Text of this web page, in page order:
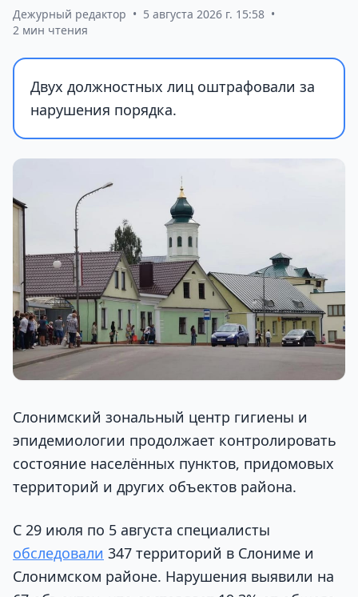
Дежурный редактор • 5 августа 2026 г. 15:58 •
2 мин чтения
Двух должностных лиц оштрафовали за
нарушения порядка.
Слонимский зональный центр гигиены и
эпидемиологии продолжает контролировать
состояние населённых пунктов, придомовых
территорий и других объектов района.
С 29 июля по 5 августа специалисты
обследовали 347 территорий в Слониме и
Слонимском районе. Нарушения выявили на